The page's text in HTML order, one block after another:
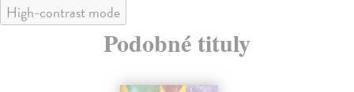
High-contrast mode
Podobné tituly